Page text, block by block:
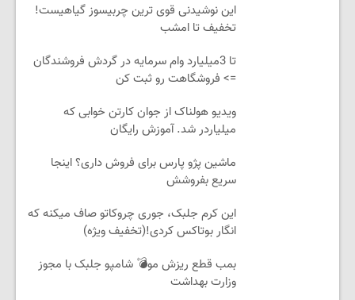
این نوشیدنی قوی ترین چربیسوز گیاهیست!
تخفیف تا امشب
تا 3میلیارد وام سرمایه در گردش فروشندگان
=> فروشگاهت رو ثبت کن
ویدیو هولناک از جوان کارتن خوابی که
میلیاردر شد. آموزش رایگان
ماشین پژو پارس برای فروش داری؟ اینجا
سریع بفروشش
این کرم جلبک، جوری چروکاتو صاف میکنه که
انگار بوتاکس کردی!(تخفیف ویژه)
بمب قطع ریزش مو💣 شامپو جلبک با مجوز
وزارت بهداشت